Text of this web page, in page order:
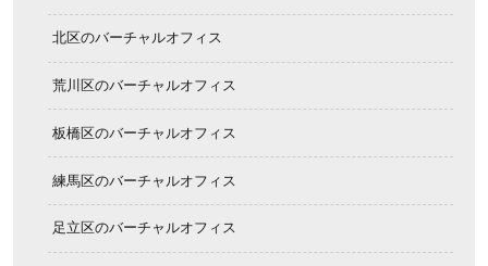
北区のバーチャルオフィス
荒川区のバーチャルオフィス
板橋区のバーチャルオフィス
練馬区のバーチャルオフィス
足立区のバーチャルオフィス